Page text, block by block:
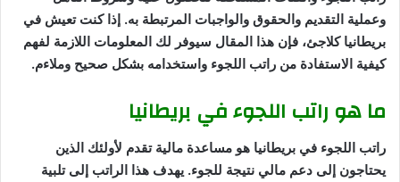
وعملية التقديم والحقوق والواجبات المرتبطة به. إذا كنت تعيش في
بريطانيا كلاجئ، فإن هذا المقال سيوفر لك المعلومات اللازمة لفهم
كيفية الاستفادة من راتب اللجوء واستخدامه بشكل صحيح وملاءم.
ما هو راتب اللجوء في بريطانيا
راتب اللجوء في بريطانيا هو مساعدة مالية تقدم لأولئك الذين
يحتاجون إلى دعم مالي نتيجة للجوء. يهدف هذا الراتب إلى تلبية